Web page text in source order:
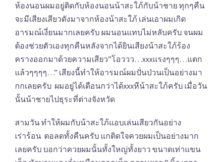
ห้องนอนผมอยู่ติดกับห้องนอนน้าสะใภ้กับน้าชาย ทุกๆคืน
จะมีเสียงเสียวดังมาจากห้องน้าสะใภ้ เล่นเอาผมเกิด
อารมณ์เงี่ยนมากเลยครับ ผมนอนแทบไม่หลับครับ จนผม
ต้องช่วยตัวเองทุกคืนหลังจากได้ยินเสียงน้าสะใภ้ร้อง
ครางออกมาด้วยความเสียว”โอววว…xxxแรงๆๆๆ…แตก
แล้วๆๆๆๆ…” เสียงนี้ทำให้อารมณ์ผมปั่นป่วนเป็นอย่างมา
กกเลยครับ ผมอยู่ได้เดือนกว่าได้xxxหีน้าสะใภ้ครับ เมื่อวัน
นั้นน้าชายไปธุระที่ต่างจังหวัด
สามวัน ทำให้ผมกับน้าสะใภ้แอบเล่นเสียวกันอย่าง
เร่าร้อน ตอลดทั้งคืนครับ แกติดใจควยผมเป็นอย่างมาก
เลยครับ บอกว่าควยผมนั้นทั้งใหญ่ทั้งยาว ขนาดเท่าแขน